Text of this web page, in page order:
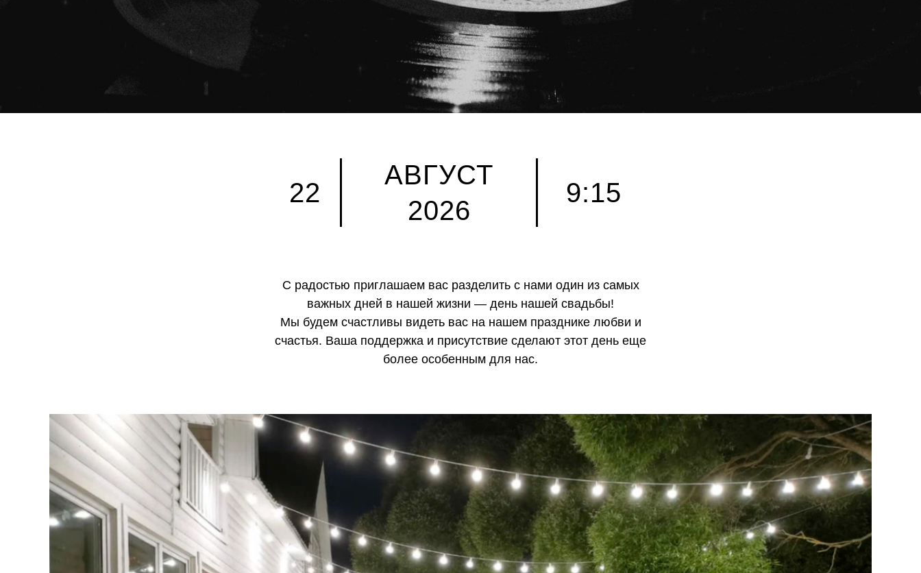
АВГУСТ
2026
22 9:15
С радостью приглашаем вас разделить с нами один из самых
важных дней в нашей жизни — день нашей свадьбы!
Мы будем счастливы видеть вас на нашем празднике любви и
счастья. Ваша поддержка и присутствие сделают этот день еще
более особенным для нас.